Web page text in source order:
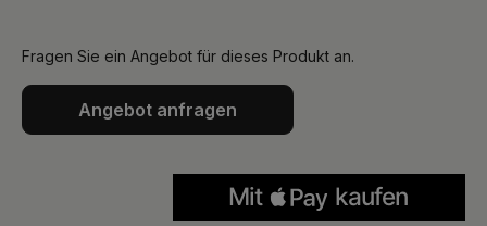
Fragen Sie ein Angebot für dieses Produkt an.
Angebot anfragen